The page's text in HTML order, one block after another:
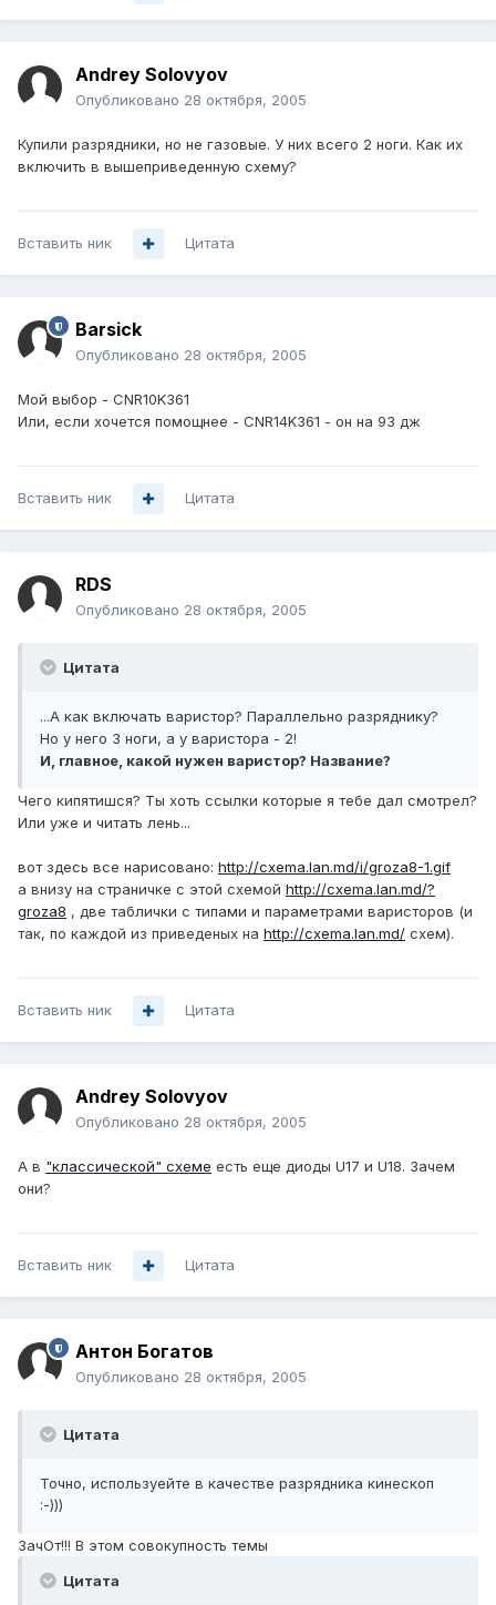
Andrey Solovyov
Опубликовано 28 октября, 2005
Купили разрядники, но не газовые. У них всего 2 ноги. Как их
включить в вышеприведенную схему?
Вставить ник Цитата
Barsick
Опубликовано 28 октября, 2005
Мой выбор - CNR10K361
Или, если хочется помощнее - CNR14K361 - он на 93 дж
Вставить ник Цитата
RDS
Опубликовано 28 октября, 2005
Цитата
...А как включать варистор? Параллельно разряднику?
Но у него 3 ноги, а у варистора - 2!
И, главное, какой нужен варистор? Название?
Чего кипятишся? Ты хоть ссылки которые я тебе дал смотрел?
Или уже и читать лень...
вот здесь все нарисовано: http://cxema.lan.md/i/groza8-1.gif
а внизу на страничке с этой схемой http://cxema.lan.md/?
groza8 , две таблички с типами и параметрами варисторов (и
так, по каждой из приведеных на http://cxema.lan.md/ схем).
Вставить ник Цитата
Andrey Solovyov
Опубликовано 28 октября, 2005
А в "классической" схеме есть еще диоды U17 и U18. Зачем
они?
Вставить ник Цитата
Антон Богатов
Опубликовано 28 октября, 2005
Цитата
Точно, используейте в качестве разрядника кинескоп
:-)))
ЗачОт!!! В этом совокупность темы
Цитата